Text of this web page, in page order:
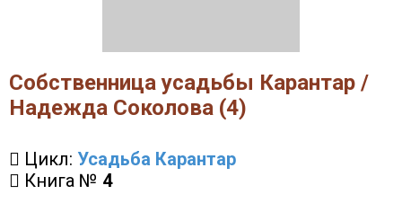
Собственница усадьбы Карантар /
Надежда Соколова (4)
Цикл: Усадьба Карантар
Книга № 4